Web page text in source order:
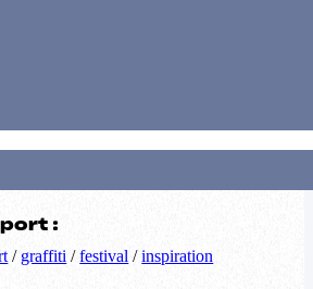
:
/ graffiti /festival /inspiration